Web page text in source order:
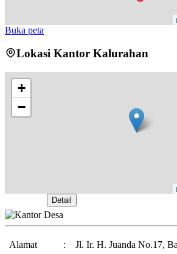
Buka peta
Lokasi Kantor Kalurahan
+
−
Detail
Alamat : Jl. Ir. H. Juanda No.17,